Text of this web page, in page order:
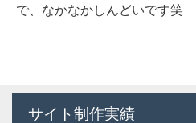
で、なかなかしんどいです笑
サイト制作実績